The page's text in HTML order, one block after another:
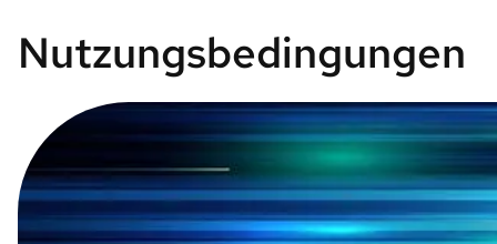
Nutzungsbedingungen